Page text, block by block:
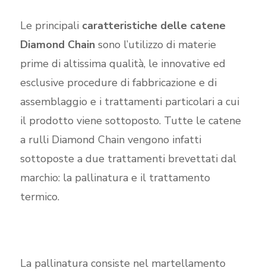
Le principali caratteristiche delle catene
Diamond Chainsono l’utilizzo di materie
prime di altissima qualità, le innovative ed
esclusive procedure di fabbricazione e di
assemblaggio e i trattamenti particolari a cui
il prodotto viene sottoposto. Tutte le catene
a rulli Diamond Chain vengono infatti
sottoposte a due trattamenti brevettati dal
marchio: la pallinatura e il trattamento
termico.
La pallinatura consiste nel martellamento